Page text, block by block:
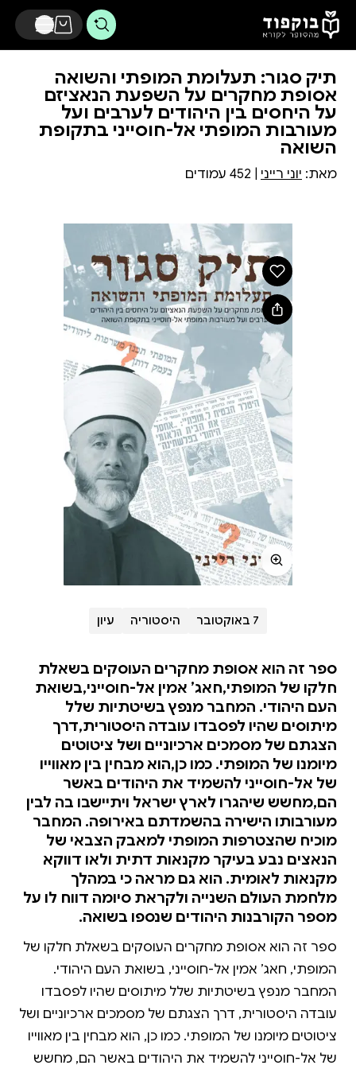
דלג לתוכן הראשי
תיק סגור: תעלומת המופתי והשואה
אסופת מחקרים על השפעת הנאציזם
על היחסים בין היהודים לערבים ועל
מעורבות המופתי אל-חוסייני בתקופת
השואה
מאת: יוני רייני
7 באוקטובר היסטוריה עיון
ספר זה הוא אסופת מחקרים העוסקים בשאלת
חלקו של המופתי,חאג’ אמין אל-חוסייני,בשואת
העם היהודי. המחבר מנפץ בשיטתיות שלל
מיתוסים שהיו לפסבדו עובדה היסטורית,דרך
הצגתם של מסמכים ארכיוניים ושל ציטוטים
מיומנו של המופתי. כמו כן,הוא מבחין בין מאווייו
של אל-חוסייני להשמיד את היהודים באשר
הם,מחשש שיהגרו לארץ ישראל ויתיישבו בה לבין
מעורבותו הישירה בהשמדתם באירופה. המחבר
מוכיח שהצטרפות המופתי למאבק הצבאי של
הנאצים נבע בעיקר מקנאות דתית ולאו דווקא
מקנאות לאומית. הוא גם מראה כי במהלך
מלחמת העולם השנייה ולקראת סיומה דווח לו על
מספר הקורבנות היהודים שנספו בשואה.
ספר זה הוא אסופת מחקרים העוסקים בשאלת חלקו של
המופתי, חאג’ אמין אל-חוסייני, בשואת העם היהודי.
המחבר מנפץ בשיטתיות שלל מיתוסים שהיו לפסבדו
עובדה היסטורית, דרך הצגתם של מסמכים ארכיוניים ושל
ציטוטים מיומנו של המופתי. כמו כן, הוא מבחין בין מאווייו
של אל-חוסייני להשמיד את היהודים באשר הם, מחשש